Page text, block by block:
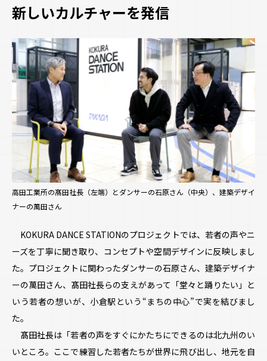
新しいカルチャーを発信
高田工業所の髙田社長（左端）とダンサーの石原さん（中央）、建築デザイ
ナーの萬田さん
KOKURA DANCE STATIONのプロジェクトでは、若者の声やニ
ーズを丁寧に聞き取り、コンセプトや空間デザインに反映しまし
た。プロジェクトに関わったダンサーの石原さん、建築デザイナ
ーの萬田さん、髙田社長らの支えがあって「堂々と踊りたい」と
いう若者の想いが、小倉駅という“まちの中心”で実を結びまし
た。
髙田社長は「若者の声をすぐにかたちにできるのは北九州のい
いところ。ここで練習した若者たちが世界に飛び出し、地元を自